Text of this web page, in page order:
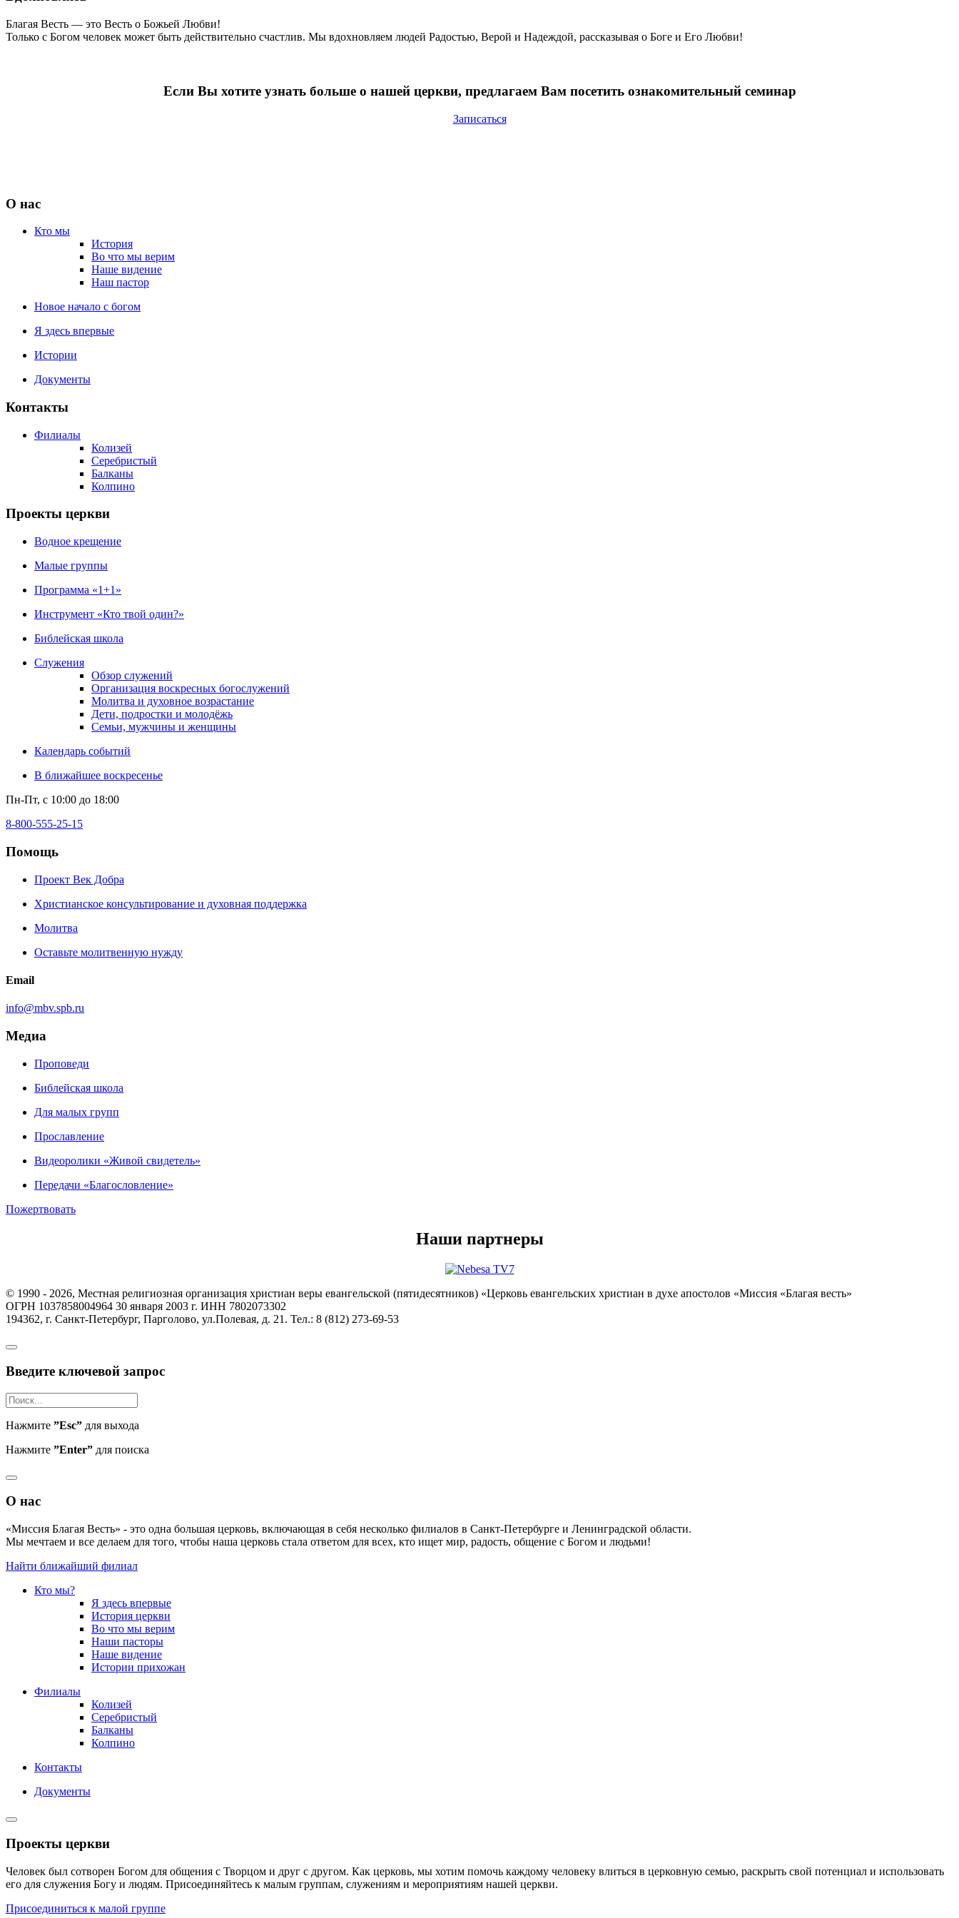
Благая Весть — это Весть о Божьей Любви!
Только с Богом человек может быть действительно счастлив. Мы вдохновляем людей Радостью, Верой и Надеждой, рассказывая о Боге и Его Любви!
Если Вы хотите узнать больше о нашей церкви, предлагаем Вам посетить ознакомительный семинар
Записаться
О нас
Кто мы
История
Во что мы верим
Наше видение
Наш пастор
Новое начало с богом
Я здесь впервые
Истории
Документы
Контакты
Филиалы
Колизей
Серебристый
Балканы
Колпино
Проекты церкви
Водное крещение
Малые группы
Программа «1+1»
Инструмент «Кто твой один?»
Библейская школа
Служения
Обзор служений
Организация воскресных богослужений
Молитва и духовное возрастание
Дети, подростки и молодёжь
Семьи, мужчины и женщины
Календарь событий
В ближайшее воскресенье
Пн-Пт, с 10:00 до 18:00
8-800-555-25-15
Помощь
Проект Век Добра
Христианское консультирование и духовная поддержка
Молитва
Оставьте молитвенную нужду
Email
info@mbv.spb.ru
Медиа
Проповеди
Библейская школа
Для малых групп
Прославление
Видеоролики «Живой свидетель»
Передачи «Благословление»
Пожертвовать
Наши партнеры
© 1990 - 2026, Местная религиозная организация христиан веры евангельской (пятидесятников) «Церковь евангельских христиан в духе апостолов «Миссия «Благая весть»
ОГРН 1037858004964 30 января 2003 г. ИНН 7802073302
194362, г. Санкт-Петербург, Парголово, ул.Полевая, д. 21. Тел.: 8 (812) 273-69-53
Введите ключевой запрос
Нажмите ”Esc” для выхода
Нажмите ”Enter” для поиска
О нас
«Миссия Благая Весть» - это одна большая церковь, включающая в себя несколько филиалов в Санкт-Петербурге и Ленинградской области.
Мы мечтаем и все делаем для того, чтобы наша церковь стала ответом для всех, кто ищет мир, радость, общение с Богом и людьми!
Найти ближайший филиал
Кто мы?
Я здесь впервые
История церкви
Во что мы верим
Наши пасторы
Наше видение
Истории прихожан
Филиалы
Колизей
Серебристый
Балканы
Колпино
Контакты
Документы
Проекты церкви
Человек был сотворен Богом для общения с Творцом и друг с другом. Как церковь, мы хотим помочь каждому человеку влиться в церковную семью, раскрыть свой потенциал и использовать
его для служения Богу и людям. Присоединяйтесь к малым группам, служениям и мероприятиям нашей церкви.
Присоединиться к малой группе